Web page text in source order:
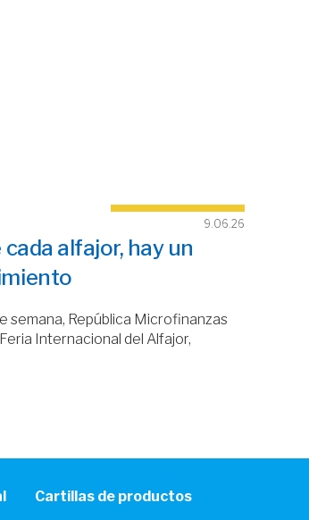
9.06.26
alfajor, hay un
semana, República Microfinanzas
Internacional del Alfajor,
Cartillas de productos